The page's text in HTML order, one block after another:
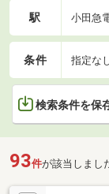
駅 小田急
条件 指定な
検索条件を保
93件が該当しまし